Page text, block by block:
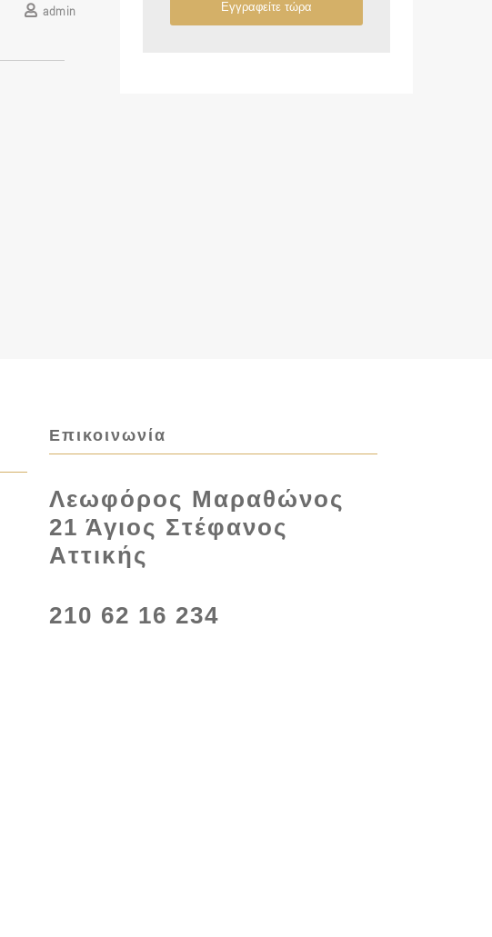
admin
Επικοινωνία
Λεωφόρος Μαραθώνος
21 Άγιος Στέφανος
Αττικής
210 62 16 234